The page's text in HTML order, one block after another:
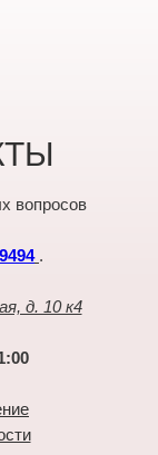
вопросов
.
д. 10 к4